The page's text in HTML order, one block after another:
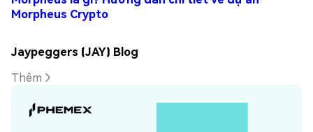
Morpheus Crypto
Jaypeggers (JAY) Blog
Thêm